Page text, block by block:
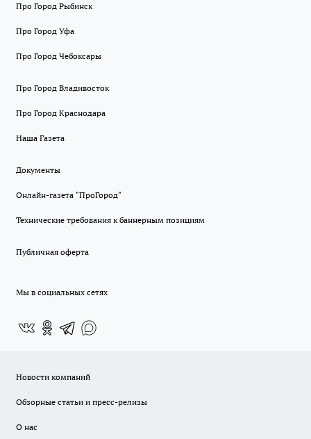
Про Город Рыбинск
Про Город Уфа
Про Город Чебоксары
Про Город Владивосток
Про Город Краснодара
Наша Газета
Документы
Онлайн-газета "ПроГород"
Технические требования к баннерным позициям
Публичная оферта
Мы в социальных сетях
Новости компаний
Обзорные статьи и пресс-релизы
О нас